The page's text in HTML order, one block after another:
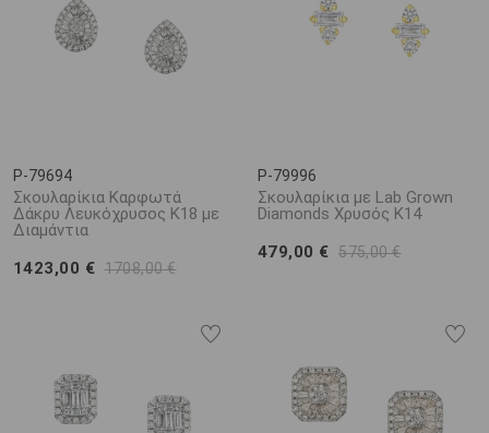
P-79694
Σκουλαρίκια Καρφωτά
Δάκρυ Λευκόχρυσος K18 με
Διαμάντια
1423,00 € 1708,00 €
P-79996
Σκουλαρίκια με Lab Grown
Diamonds Χρυσός K14
479,00 € 575,00 €